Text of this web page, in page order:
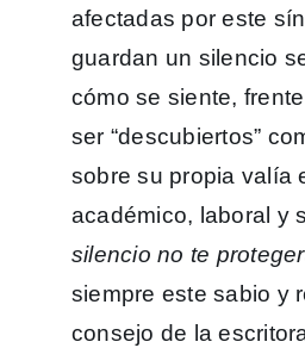
afectadas por este
guardan un silencio
cómo se siente,
ser “descubiertos”
sobre su propia valía
académico, laboral y
silencio no te
siempre este sabio y
consejo de la